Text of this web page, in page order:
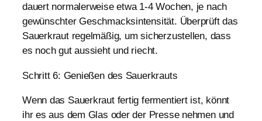
dauert normalerweise etwa 1-4 Wochen, je nach
gewünschter Geschmacksintensität. Überprüft das
Sauerkraut regelmäßig, um sicherzustellen, dass
es noch gut aussieht und riecht.
Schritt 6: Genießen des Sauerkrauts
Wenn das Sauerkraut fertig fermentiert ist, könnt
ihr es aus dem Glas oder der Presse nehmen und